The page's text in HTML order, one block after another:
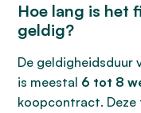
Hoe lang is het
geldig?
De geldigheidsduur
is meestal 6 tot 8
koopcontract.